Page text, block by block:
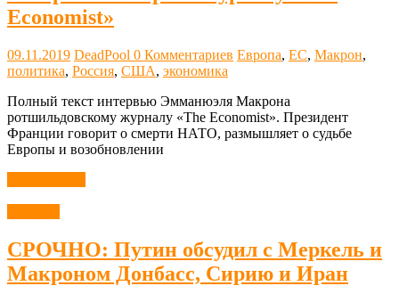
Economist»
09.11.2019 DeadPool 0 Комментариев Европа, ЕС, Макрон,
политика, Россия, США, экономика
Полный текст интервью Эмманюэля Макрона
ротшильдовскому журналу «The Economist». Президент
Франции говорит о смерти НАТО, размышляет о судьбе
Европы и возобновлении
СРОЧНО: Путин обсудил с Меркель и
Макроном Донбасс, Сирию и Иран